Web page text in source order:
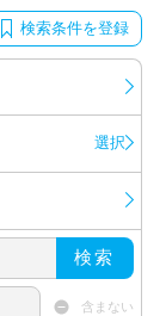
検索条件を登録
選択
検索
含まない